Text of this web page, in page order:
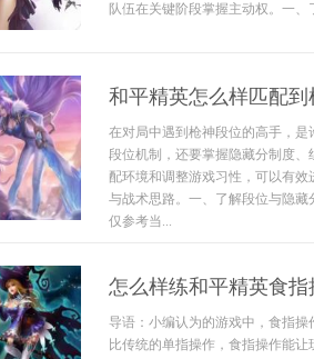
队伍在关键阶段掌握主动权。一
和平精英怎么样匹配到
在对局中遇到枪神段位的高手，
段位机制，还要掌握隐藏分制度
配环境和调整游戏习性，可以有
与战术思路。一、了解段位与隐
仅参考当...
怎么样练和平精英食指
导语：小编认为的游戏中，食指
比传统的单指操作，食指操作能